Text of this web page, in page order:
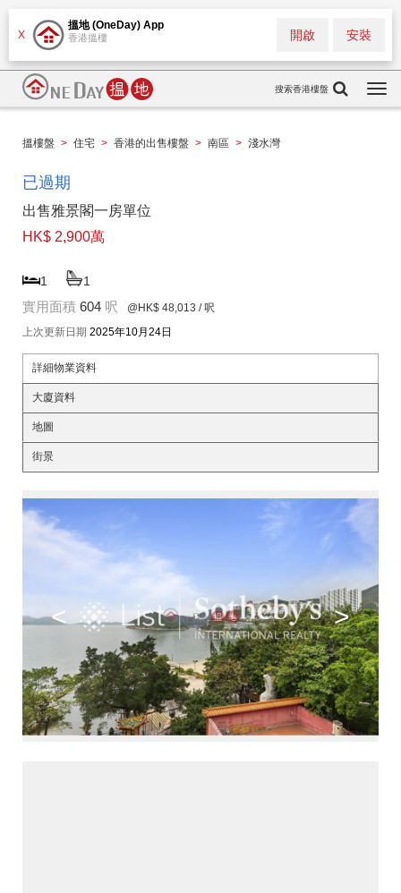
X
搵地 (OneDay) App
香港搵樓 安裝
開啟
搜索香港樓盤
搵樓盤 > 住宅 > 香港的出售樓盤 > 南區 > 淺水灣
已過期
出售雅景閣一房單位
HK$ 2,900萬
1 1
實用面積 604 呎 @HK$ 48,013 / 呎
上次更新日期 2025年10月24日
詳細物業資料
大廈資料
地圖
街景
< >